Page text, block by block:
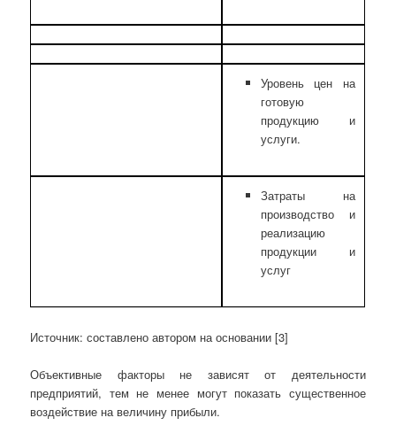
Уровень цен на
готовую
продукцию и
услуги.
Затраты на
производство и
реализацию
продукции и
услуг
Источник: составлено автором на основании [3]
Объективные факторы не зависят от деятельности
предприятий, тем не менее могут показать существенное
воздействие на величину прибыли.